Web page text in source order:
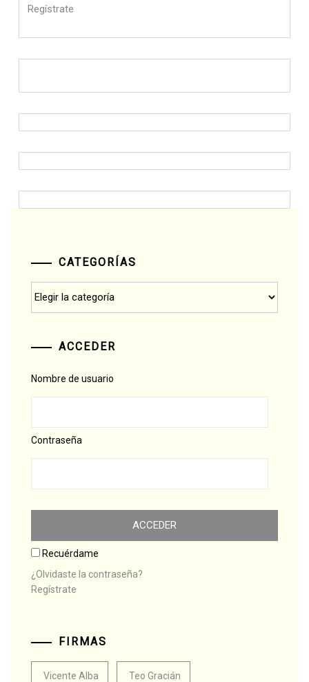
Regístrate
CATEGORÍAS
ACCEDER
Nombre de usuario
Contraseña
Recuérdame
¿Olvidaste la contraseña?
Regístrate
FIRMAS
Vicente Alba Teo Gracián